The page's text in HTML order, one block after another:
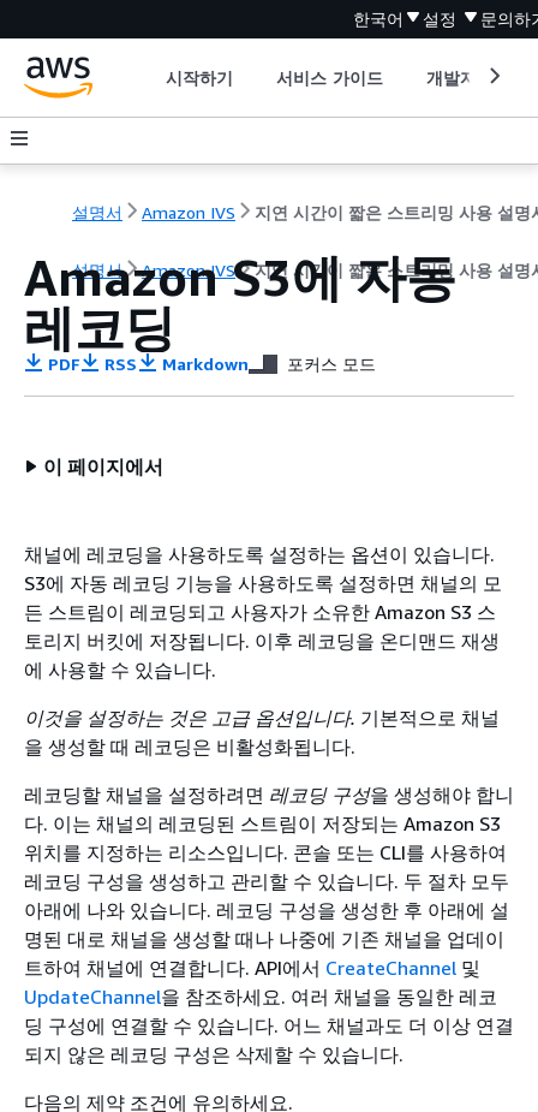
한국어 설정 문의하
시작하기 서비스 가이드 개발자 도구
설명서 Amazon IVS 지연 시간이 짧은 스트리밍 사용 설명
설명서 Amazon IVS 지연 시간이 짧은 스트리밍 사용 설명
Amazon S3에 자동
레코딩
PDF RSS Markdown 포커스 모드
이 페이지에서
채널에 레코딩을 사용하도록 설정하는 옵션이 있습니다.
S3에 자동 레코딩 기능을 사용하도록 설정하면 채널의 모
든 스트림이 레코딩되고 사용자가 소유한 Amazon S3 스
토리지 버킷에 저장됩니다. 이후 레코딩을 온디맨드 재생
에 사용할 수 있습니다.
이것을 설정하는 것은 고급 옵션입니다. 기본적으로 채널
을 생성할 때 레코딩은 비활성화됩니다.
레코딩할 채널을 설정하려면 레코딩 구성을 생성해야 합니
다. 이는 채널의 레코딩된 스트림이 저장되는 Amazon S3
위치를 지정하는 리소스입니다. 콘솔 또는 CLI를 사용하여
레코딩 구성을 생성하고 관리할 수 있습니다. 두 절차 모두
아래에 나와 있습니다. 레코딩 구성을 생성한 후 아래에 설
명된 대로 채널을 생성할 때나 나중에 기존 채널을 업데이
트하여 채널에 연결합니다. API에서 CreateChannel 및
UpdateChannel을 참조하세요. 여러 채널을 동일한 레코
딩 구성에 연결할 수 있습니다. 어느 채널과도 더 이상 연결
되지 않은 레코딩 구성은 삭제할 수 있습니다.
다음의 제약 조건에 유의하세요.